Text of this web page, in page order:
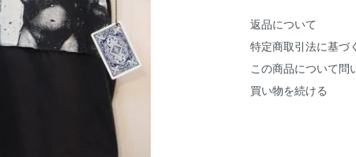
返品について
特定商取引法に基づ
この商品について問
買い物を続ける